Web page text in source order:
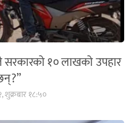
सरकारको १० लाखको उपहार
शुक्रबार १८:५०